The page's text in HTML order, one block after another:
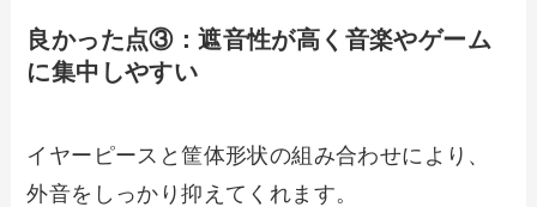
良かった点③：遮音性が高く音楽やゲーム
に集中しやすい
イヤーピースと筐体形状の組み合わせにより、
外音をしっかり抑えてくれます。